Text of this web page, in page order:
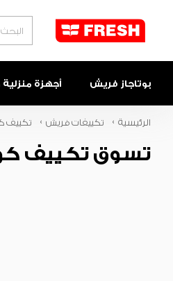
بوتاجاز فريش أجهزة
الرئيسية تكييفات فريش تكييف
تسوق تكييف